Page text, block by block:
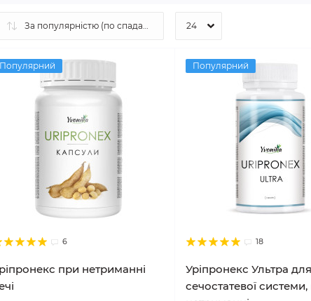
Популярний
6
при нетриманні
Популярний
18
Уріпронекс Ультра для
сечостатевої